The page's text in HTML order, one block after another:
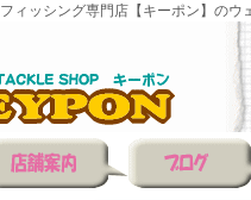
ィッシング専門店【キーポン】のウ